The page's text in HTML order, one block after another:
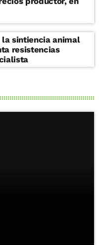
sintiencia animal
resistencias